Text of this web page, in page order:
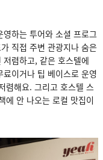
하는 투어와 소셜 프로그
직접 주변 관광지나 숨은
렴하고, 같은 호스텔에
이거나 팁 베이스로 운영
렴해요. 그리고 호스텔 스
에 안 나오는 로컬 맛집이